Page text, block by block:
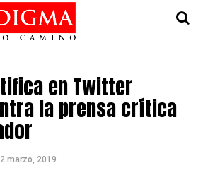
en Twitter
la prensa crítica
marzo, 2019